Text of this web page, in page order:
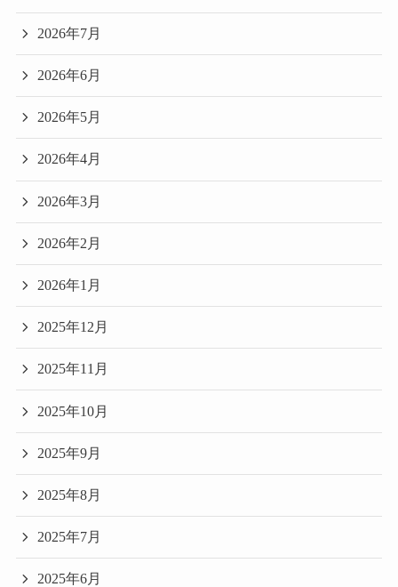
2026年7月
2026年6月
2026年5月
2026年4月
2026年3月
2026年2月
2026年1月
2025年12月
2025年11月
2025年10月
2025年9月
2025年8月
2025年7月
2025年6月